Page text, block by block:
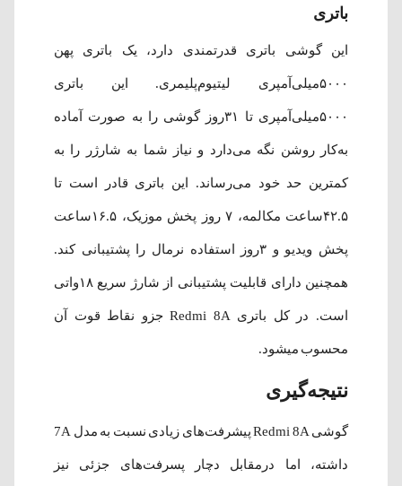
باتری
این گوشی باتری قدرتمندی دارد، یک باتری پهن
۵۰۰۰میلی‌آمپری لیتیوم‌پلیمری. این باتری
۵۰۰۰میلی‌آمپری تا ۳۱روز گوشی را به صورت آماده
به‌کار روشن نگه می‌دارد و نیاز شما به شارژر را به
کمترین حد خود می‌رساند. این باتری قادر است تا
۴۲.۵ساعت مکالمه، ۷ روز پخش موزیک، ۱۶.۵ساعت
پخش ویدیو و ۳روز استفاده نرمال را پشتیبانی کند.
همچنین دارای قابلیت پشتیبانی از شارژ سریع ۱۸واتی
است. در کل باتری Redmi 8A جزو نقاط قوت آن
محسوب می‎شود.
نتیجه‌گیری
گوشی Redmi 8A پیشرفت‌های زیادی نسبت به مدل 7A
داشته، اما درمقابل دچار پسرفت‌های جزئی نیز